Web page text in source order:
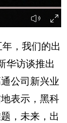
，我们的出
华访谈推出
公司新兴业
表示，黑科
，未来，出